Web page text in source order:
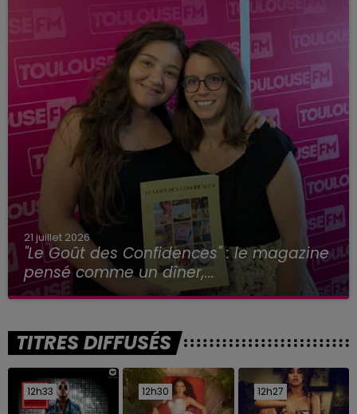
21 juillet 2026
"Le Goût des Confidences" : le magazine
pensé comme un dîner,...
TITRES DIFFUSÉS
12h33
12h33 12h30
12h30 12h27
12h27